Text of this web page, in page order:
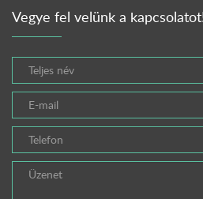
Vegye fel velünk a